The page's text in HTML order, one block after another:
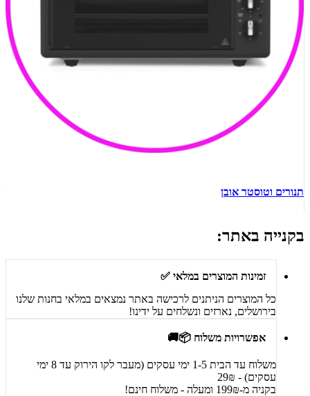
תנורים וטוסטר אובן
בקנייה באתר:
זמינות המוצרים במלאי ✅
כל המוצרים הניתנים לרכישה באתר נמצאים במלאי בחנות שלנו
בירושלים, נארזים ונשלחים על ידינו!
אפשרויות משלוח 📦🚚
משלוח עד הבית 1-5 ימי עסקים (מעבר לקו הירוק עד 8 ימי
עסקים) - 29₪
בקניה מ-199₪ ומעלה - משלוח חינם!